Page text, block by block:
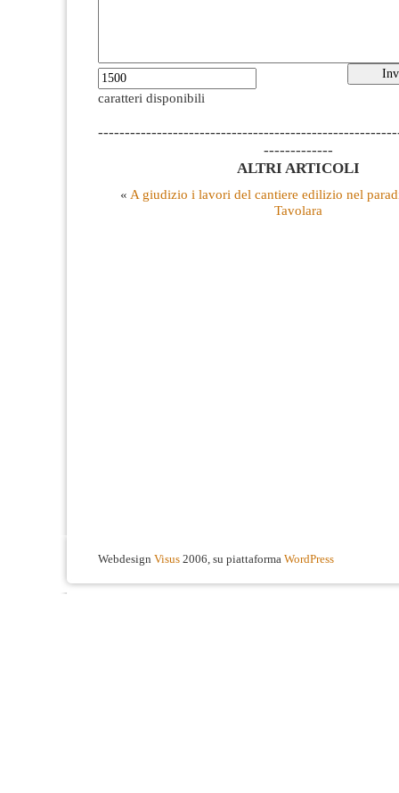
caratteri disponibili
-------------
ALTRI ARTICOLI
« A giudizio i lavori del cantiere edilizio nel
Tavolara
Webdesign Visus 2006, su piattaforma WordPress